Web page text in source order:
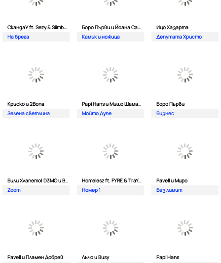
СкандаУ ft. Sezy & Siimbad
На брега
Боро Първи и Йоана Сашова
Камък и ножица
Ицо Хазарта
Депутата Христо
Криско и 2Bona
Зелена светлина
Papi Hans и Мишо Шамара
Мойто Дупе
Боро Първи
Бизнес
Били Хлапето| D3MO и BREVIS
Zoom
Homelesz ft. FYRE & TraYan
Номер 1
Pavell и Миро
Без лимит
Pavell и Пламен Добрев
Лъчо и Busy
Papi Hans